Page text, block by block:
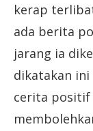
kerap
ada berita
jarang ia
dikatakan ini
cerita positif